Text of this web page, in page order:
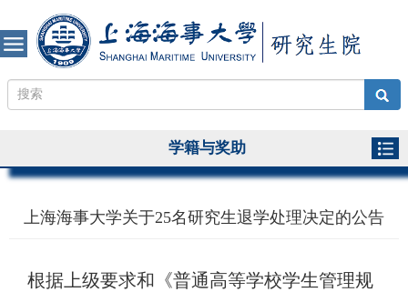
学籍与奖助
上海海事大学关于25名研究生退学处理决定的公告
根据上级要求和《普通高等学校学生管理规